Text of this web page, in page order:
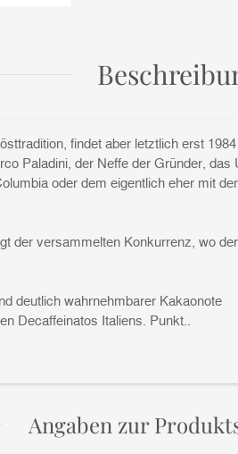
findet aber letztlich erst
Paladini, der Neffe der Gründer,
oder dem eigentlich eher mit
der versammelten Konkurrenz, wo
deutlich wahrnehmbarer Kakaonote
Decaffeinatos Italiens. Punkt..
Angaben zur